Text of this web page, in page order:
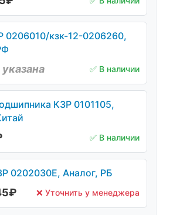
0206010/кзк-12-0206260,
✅ В наличии
КЗР 0101105,
✅ В наличии
0202030Е, Аналог, РБ
₽ ❌ Уточнить у менеджера